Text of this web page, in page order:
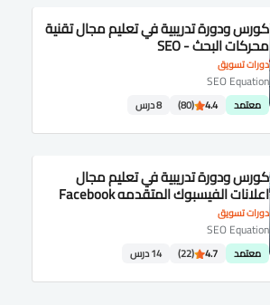
دورات تسويق
كورس ودورة تدريبية في تعليم مجال تقنية
محركات البحث - SEO
SEO Equation
معتمد 4.4
(80) 8 درس
دورات تسويق
كورس ودورة تدريبية في تعليم مجال
اعلانات الفيسبوك المتقدمه Facebook
advanced ads
SEO Equation
معتمد 4.7
(22) 14 درس